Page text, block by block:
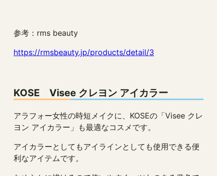
参考：rms beauty
https://rmsbeauty.jp/products/detail/3
KOSE Visee クレヨン アイカラー
アラフォー女性の時短メイクに、KOSEの「Visee クレ
ヨン アイカラー」も最適なコスメです。
アイカラーとしてもアイラインとしても使用できる便
利なアイテムです。